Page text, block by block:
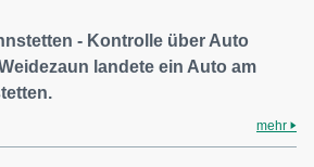
- Kontrolle über Auto
landete ein Auto am
mehr